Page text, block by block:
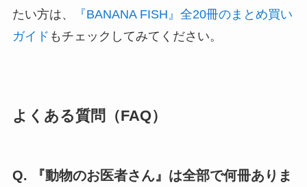
たい方は、
『BANANA FISH』全20冊のまとめ買い
ガイド もチェックしてみてください。
よくある質問（FAQ）
Q. 『動物のお医者さん』は全部で何冊ありま